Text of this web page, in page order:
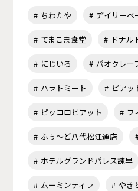
ちわたや デイリーベ
てまこま食堂 ドナル
にじいろ パオクレー
ハラトミート ピアッ
ピッコロピアット フ
ふぅ～ど八代松江通店
ホテルグランドパレス諫早
ムーミンティラ やき